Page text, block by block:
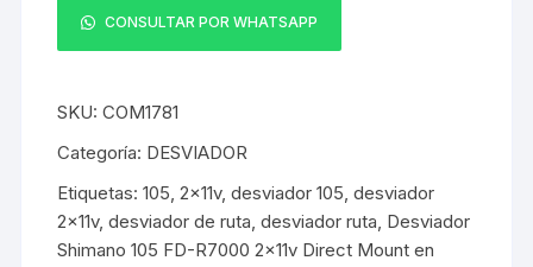
FD-
R7000
Direct
en
Caja
cantidad
CONSULTAR POR WHATSAPP
SKU:COM1781
Categoría: DESVIADOR
Etiquetas:105 ,2x11v,desviador 105 ,desviador
2x11v,desviador de ruta ,desviador ruta Desviador
Shimano 105 FD-R7000 2x11v Direct Mount en